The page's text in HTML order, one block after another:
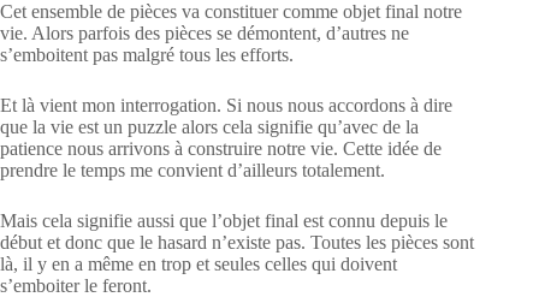
Cet ensemble de pièces va constituer comme objet final notre
vie. Alors parfois des pièces se démontent, d’autres ne
s’emboitent pas malgré tous les efforts.
Et là vient mon interrogation. Si nous nous accordons à dire
que la vie est un puzzle alors cela signifie qu’avec de la
patience nous arrivons à construire notre vie. Cette idée de
prendre le temps me convient d’ailleurs totalement.
Mais cela signifie aussi que l’objet final est connu depuis le
début et donc que le hasard n’existe pas. Toutes les pièces sont
là, il y en a même en trop et seules celles qui doivent
s’emboiter le feront.